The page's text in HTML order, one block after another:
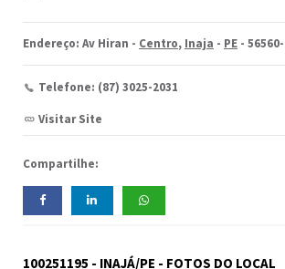
Endereço: Av Hiran - Centro, Inaja - PE -
Telefone: (87) 3025-2031
Visitar Site
Compartilhe:
100251195 - INAJÁ/PE - FOTOS DO LOCAL